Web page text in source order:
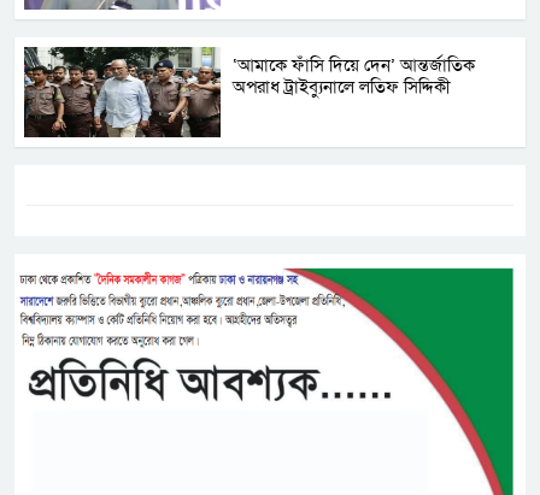
‘আমাকে ফাঁসি দিয়ে দেন’ আন্তর্জাতিক
অপরাধ ট্রাইব্যুনালে লতিফ সিদ্দিকী